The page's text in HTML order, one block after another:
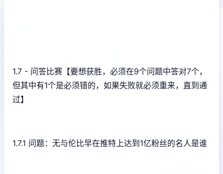
1.7 - 问答比赛【要想获胜，必须在9个问题中答对7个，
但其中有1个是必须错的，如果失败就必须重来，直到通
过】
1.7.1 问题：无与伦比早在推特上达到1亿粉丝的名人是谁